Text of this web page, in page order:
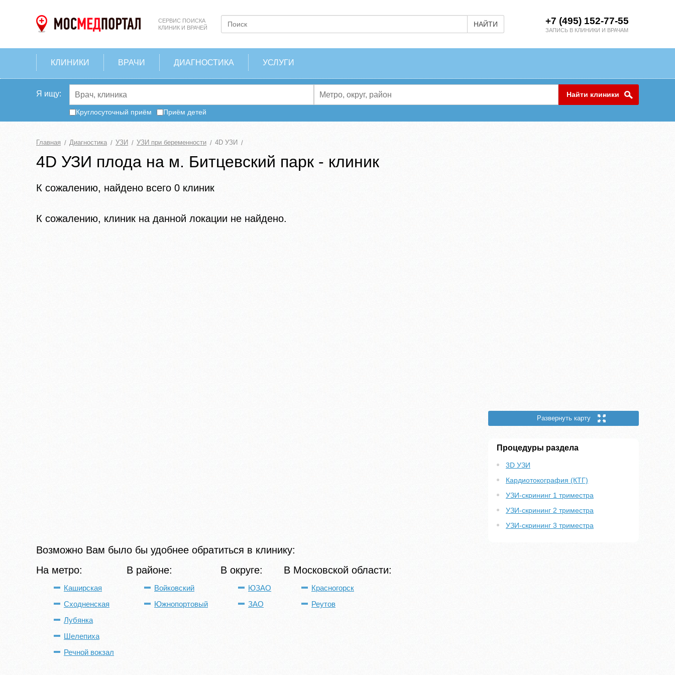
СЕРВИС ПОИСКА
КЛИНИК И ВРАЧЕЙ
НАЙТИ +7 (495) 152-77-55
ЗАПИСЬ В КЛИНИКИ И ВРАЧАМ
КЛИНИКИ ВРАЧИ ДИАГНОСТИКА УСЛУГИ
Я ищу: Найти клиники
Круглосуточный приём Приём детей
Главная Диагностика УЗИ УЗИ при беременности 4D УЗИ
4D УЗИ плода на м. Битцевский парк - клиник
К сожалению, найдено всего 0 клиник
К сожалению, клиник на данной локации не найдено.
Развернуть карту
Процедуры раздела
3D УЗИ
Кардиотокография (КТГ)
УЗИ-скрининг 1 триместра
УЗИ-скрининг 2 триместра
УЗИ-скрининг 3 триместра
Возможно Вам было бы удобнее обратиться в клинику:
На метро:
Каширская
Сходненская
Лубянка
Шелепиха
Речной вокзал
В районе:
Войковский
Южнопортовый
В округе:
ЮЗАО
ЗАО
В Московской области:
Красногорск
Реутов